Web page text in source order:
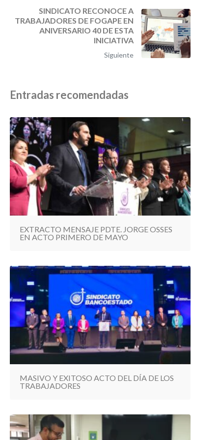
SINDICATO RECONOCE A
TRABAJADORES DE FOGAPE EN
ANIVERSARIO 40 DE ESTA
INICIATIVA
Siguiente
Entradas recomendadas
EXTRACTO MENSAJE PDTE. JORGE OSSES
EN ACTO PRIMERO DE MAYO
MASIVO Y EXITOSO ACTO DEL DÍA DE LOS
TRABAJADORES